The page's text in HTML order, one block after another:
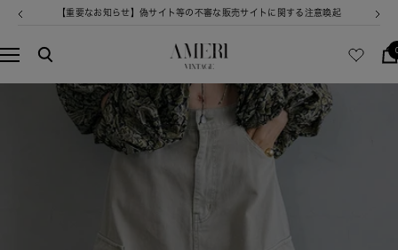
ン
へ
戻
【重要なお知らせ】偽サイト等の不審な販売サイトに関する注意喚起
次
ナ
ゲ
AMERI
VINTAGE